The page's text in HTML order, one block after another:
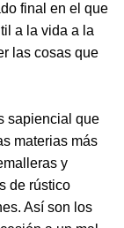
final en el que
a la vida a la
las cosas que
sapiencial que
materias más
y
de rústico
Así son los